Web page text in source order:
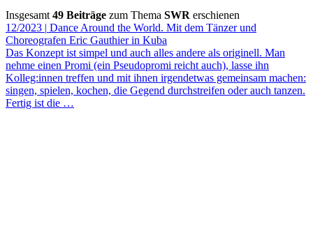
Insgesamt 49 Beiträge zum Thema SWR erschienen
12/2023 | Dance Around the World. Mit dem Tänzer und
Choreografen Eric Gauthier in Kuba
Das Konzept ist simpel und auch alles andere als originell. Man
nehme einen Promi (ein Pseudopromi reicht auch), lasse ihn
Kolleg:innen treffen und mit ihnen irgendetwas gemeinsam machen:
singen, spielen, kochen, die Gegend durchstreifen oder auch tanzen.
Fertig ist die …